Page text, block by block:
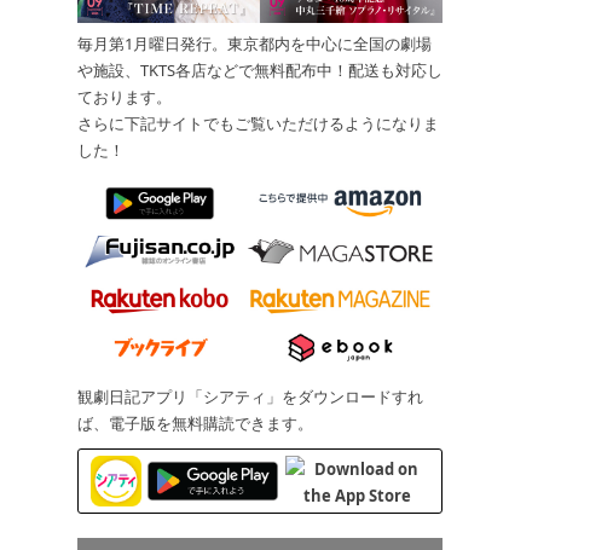
毎月第1月曜日発行。東京都内を中心に全国の劇場
や施設、TKTS各店などで無料配布中！配送も対応し
ております。
さらに下記サイトでもご覧いただけるようになりま
した！
観劇日記アプリ「シアティ」をダウンロードすれ
ば、電子版を無料購読できます。